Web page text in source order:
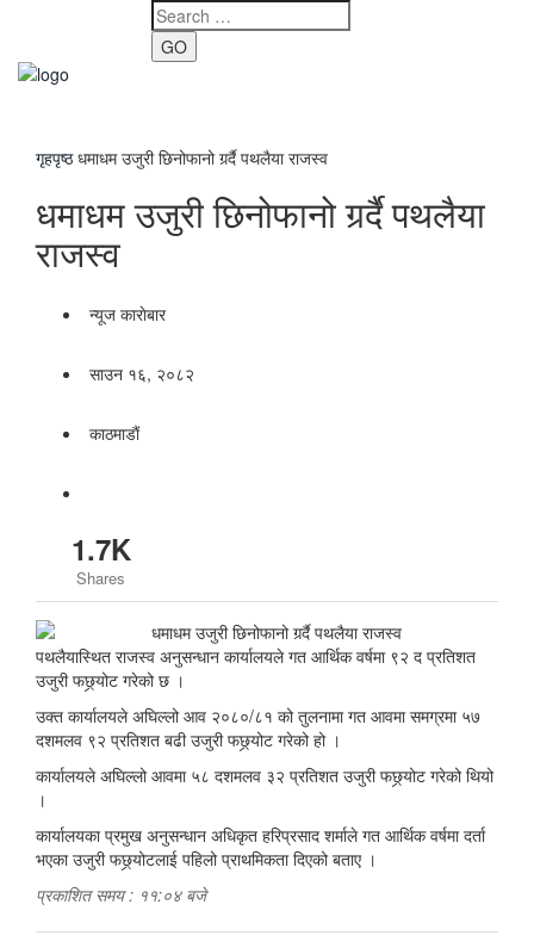
GO
गृहपृष्ठधमाधम उजुरी छिनोफानो गर्र्दै पथलैया राजस्व
धमाधम उजुरी छिनोफानो गर्र्दै पथलैया
राजस्व
न्यूज काराेबार
साउन १६, २०८२
काठमाडाैं
1.7K
Shares
पथलैयास्थित राजस्व अनुसन्धान कार्यालयले गत आर्थिक वर्षमा ९२ द प्रतिशत
उजुरी फछ्र्योट गरेको छ ।
उक्त कार्यालयले अघिल्लो आव २०८०/८१ को तुलनामा गत आवमा समग्रमा ५७
दशमलव ९२ प्रतिशत बढी उजुरी फछ्र्योट गरेको हो ।
कार्यालयले अघिल्लो आवमा ५८ दशमलव ३२ प्रतिशत उजुरी फछ्र्योट गरेको थियो
।
कार्यालयका प्रमुख अनुसन्धान अधिकृत हरिप्रसाद शर्माले गत आर्थिक वर्षमा दर्ता
भएका उजुरी फछ्र्योटलाई पहिलो प्राथमिकता दिएको बताए ।
प्रकाशित समय : ११:०४ बजे